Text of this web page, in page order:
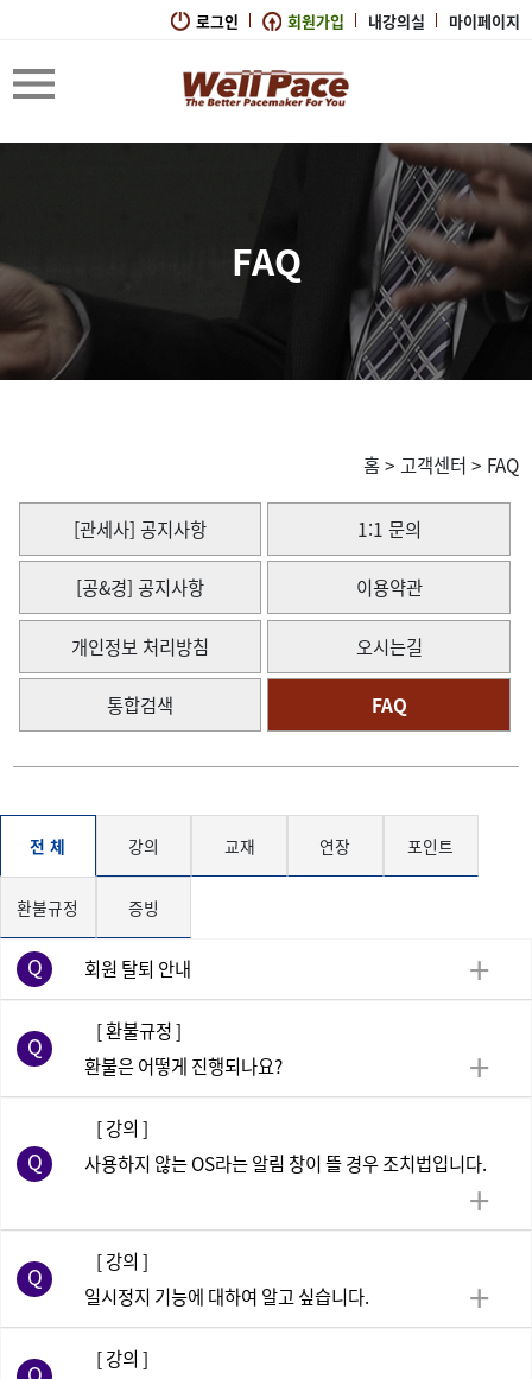
로그인 회원가입 내강의실 마이페이지
FAQ
홈> 고객센터 > FAQ
[관세사] 공지사항 1:1 문의
[공&경] 공지사항 이용약관
개인정보 처리방침 오시는길
통합검색 FAQ
전 체 강의 교재 연장 포인트
환불규정 증빙
회원 탈퇴 안내
[ 환불규정 ]
환불은 어떻게 진행되나요?
[ 강의 ]
사용하지 않는 OS라는 알림 창이 뜰 경우 조치법입니다.
[ 강의 ]
일시정지 기능에 대하여 알고 싶습니다.
[ 강의 ]